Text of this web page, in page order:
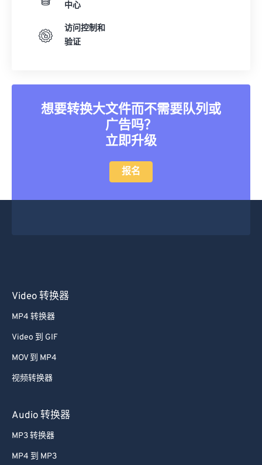
中心
访问控制和
验证
想要转换大文件而不需要队列或
广告吗？
立即升级
报名
Video 转换器
MP4 转换器
Video 到 GIF
MOV 到 MP4
视频转换器
Audio 转换器
MP3 转换器
MP4 到 MP3